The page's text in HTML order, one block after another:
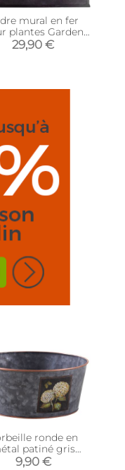
mural en fer
plantes Garden
x 18 x 40 cm)
29,90 €
ronde en
patiné gris
Hortensia
9,90 €